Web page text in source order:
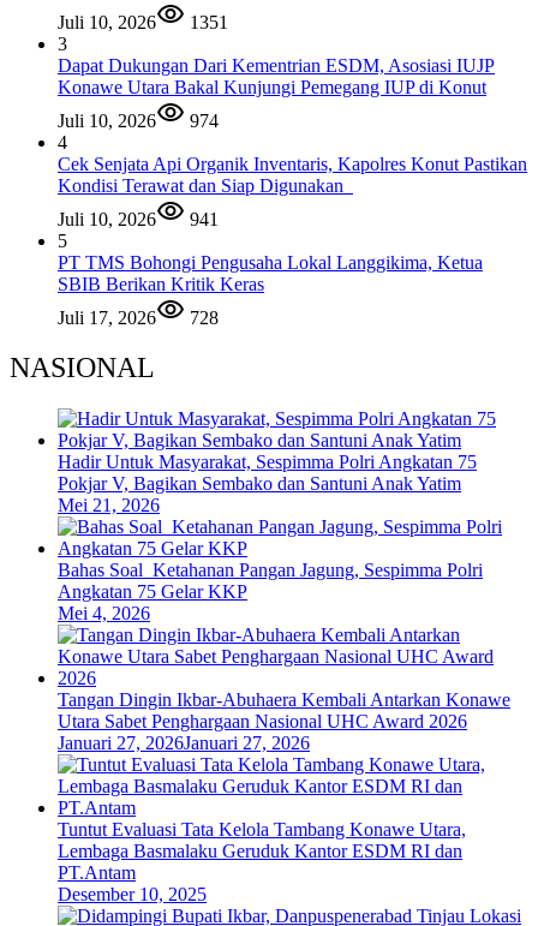
Juli 10, 2026
1351
3
Dapat Dukungan Dari Kementrian ESDM, Asosiasi IUJP
Konawe Utara Bakal Kunjungi Pemegang IUP di Konut
Juli 10, 2026
974
4
Cek Senjata Api Organik Inventaris, Kapolres Konut Pastikan
Kondisi Terawat dan Siap Digunakan
Juli 10, 2026
941
5
PT TMS Bohongi Pengusaha Lokal Langgikima, Ketua
SBIB Berikan Kritik Keras
Juli 17, 2026
728
NASIONAL
Hadir Untuk Masyarakat, Sespimma Polri Angkatan 75
Pokjar V, Bagikan Sembako dan Santuni Anak Yatim
Mei 21, 2026
Bahas Soal Ketahanan Pangan Jagung, Sespimma Polri
Angkatan 75 Gelar KKP
Mei 4, 2026
Tangan Dingin Ikbar-Abuhaera Kembali Antarkan Konawe
Utara Sabet Penghargaan Nasional UHC Award 2026
Januari 27, 2026Januari 27, 2026
Tuntut Evaluasi Tata Kelola Tambang Konawe Utara,
Lembaga Basmalaku Geruduk Kantor ESDM RI dan
PT.Antam
Desember 10, 2025